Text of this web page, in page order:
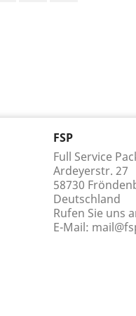
FSP
Full Service
Ardeyerstr. 27
58730
Deutschland
Rufen Sie uns
E-Mail: